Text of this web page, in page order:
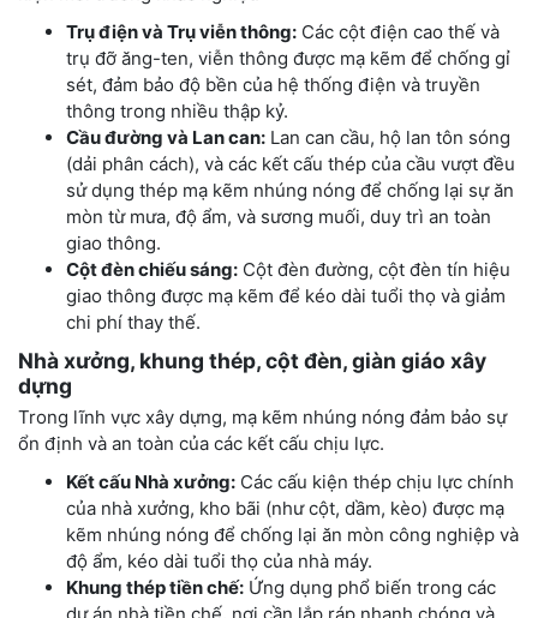
Trụ điện và Trụ viễn thông: Các cột điện cao thế và
trụ đỡ ăng-ten, viễn thông được mạ kẽm để chống gỉ
sét, đảm bảo độ bền của hệ thống điện và truyền
thông trong nhiều thập kỷ.
Cầu đường và Lan can: Lan can cầu, hộ lan tôn sóng
(dải phân cách), và các kết cấu thép của cầu vượt đều
sử dụng thép mạ kẽm nhúng nóng để chống lại sự ăn
mòn từ mưa, độ ẩm, và sương muối, duy trì an toàn
giao thông.
Cột đèn chiếu sáng: Cột đèn đường, cột đèn tín hiệu
giao thông được mạ kẽm để kéo dài tuổi thọ và giảm
chi phí thay thế.
Nhà xưởng, khung thép, cột đèn, giàn giáo xây
dựng
Trong lĩnh vực xây dựng, mạ kẽm nhúng nóng đảm bảo sự
ổn định và an toàn của các kết cấu chịu lực.
Kết cấu Nhà xưởng: Các cấu kiện thép chịu lực chính
của nhà xưởng, kho bãi (như cột, dầm, kèo) được mạ
kẽm nhúng nóng để chống lại ăn mòn công nghiệp và
độ ẩm, kéo dài tuổi thọ của nhà máy.
Khung thép tiền chế: Ứng dụng phổ biến trong các